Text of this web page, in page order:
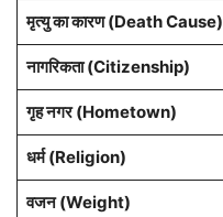
मृत्यु का कारण (Death Cause)
नागरिकता(Citizenship)
गृह नगर(Hometown)
धर्म (Religion)
वजन (Weight)